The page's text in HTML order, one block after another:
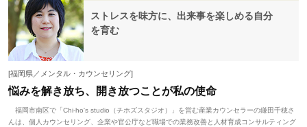
ストレスを味方に、出来事を楽しめる自分
を育む
[福岡県／メンタル・カウンセリング]
悩みを解き放ち、開き放つことが私の使命
福岡市南区で「Chi-ho's studio（チホズスタジオ）」を営む産業カウンセラーの鎌田千穂さ
んは、個人カウンセリング、企業や官公庁など職場での業務改善と人材育成コンサルティング